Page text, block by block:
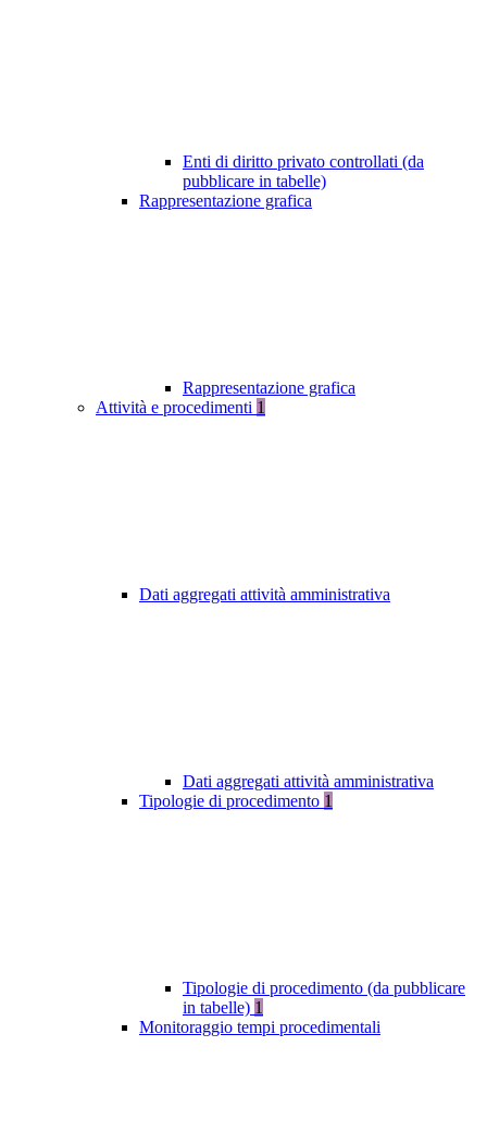
Enti di diritto privato controllati (da
pubblicare in tabelle)
Rappresentazione grafica
Rappresentazione grafica
Attività e procedimenti 1
Dati aggregati attività amministrativa
Dati aggregati attività amministrativa
Tipologie di procedimento 1
Tipologie di procedimento (da pubblicare
in tabelle) 1
Monitoraggio tempi procedimentali